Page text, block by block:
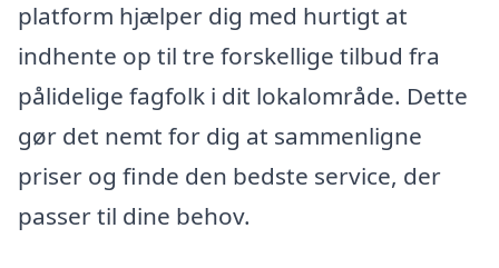
platform hjælper dig med hurtigt at
indhente op til tre forskellige tilbud fra
pålidelige fagfolk i dit lokalområde. Dette
gør det nemt for dig at sammenligne
priser og finde den bedste service, der
passer til dine behov.